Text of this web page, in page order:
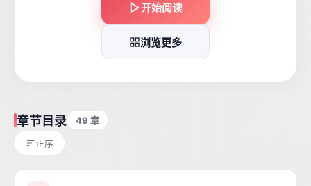
开始阅读
浏览更多
章节目录 49 章
正序